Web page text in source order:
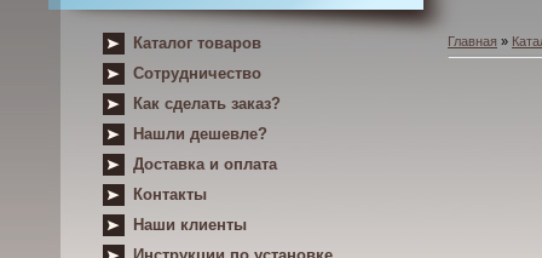
Каталог товаров
Сотрудничество
Как сделать заказ?
Нашли дешевле?
Доставка и оплата
Контакты
Наши клиенты
Главная »